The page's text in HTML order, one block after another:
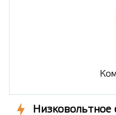
Низковольтное